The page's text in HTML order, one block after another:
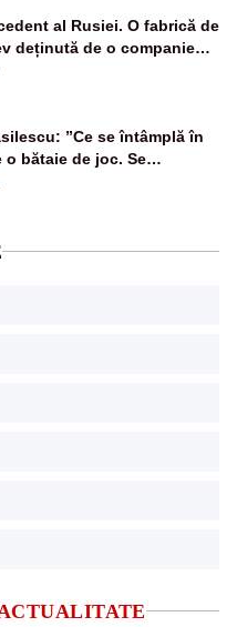
al Rusiei. O fabrică de
deținută de o companie
de o rachetă
”Ce se întâmplă în
o bătaie de joc. Se
de prost”